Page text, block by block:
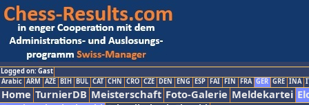
Logged on: Gast
Arabic ARM AZE BIH BUL CAT CHN CRO CZE DEN ENG ESP FAI FIN FRA GER GRE INA
Home TurnierDB Meisterschaft Foto-Galerie Meldekartei